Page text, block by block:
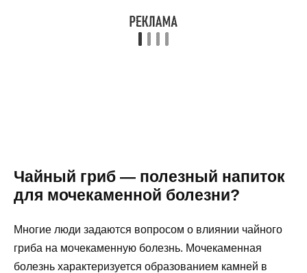
Чайный гриб — полезный напиток
для мочекаменной болезни?
Многие люди задаются вопросом о влиянии чайного
гриба на мочекаменную болезнь. Мочекаменная
болезнь характеризуется образованием камней в